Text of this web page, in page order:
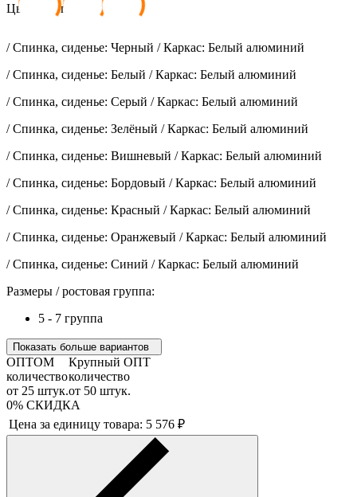
Цветовая палитра:
/ Спинка, сиденье: Черный / Каркас: Белый алюминий
/ Спинка, сиденье: Белый / Каркас: Белый алюминий
/ Спинка, сиденье: Серый / Каркас: Белый алюминий
/ Спинка, сиденье: Зелёный / Каркас: Белый алюминий
/ Спинка, сиденье: Вишневый / Каркас: Белый алюминий
/ Спинка, сиденье: Бордовый / Каркас: Белый алюминий
/ Спинка, сиденье: Красный / Каркас: Белый алюминий
/ Спинка, сиденье: Оранжевый / Каркас: Белый алюминий
/ Спинка, сиденье: Синий / Каркас: Белый алюминий
Размеры / ростовая группа:
5 - 7 группа
Показать больше вариантов
ОПТОМ
количество
от 25 штук.
Крупный ОПТ
количество
от 50 штук.
0% СКИДКА
Цена за единицу товара: 5 576 ₽